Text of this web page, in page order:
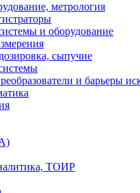
метрология
и оборудование
сыпучие
и барьеры
ТОИР